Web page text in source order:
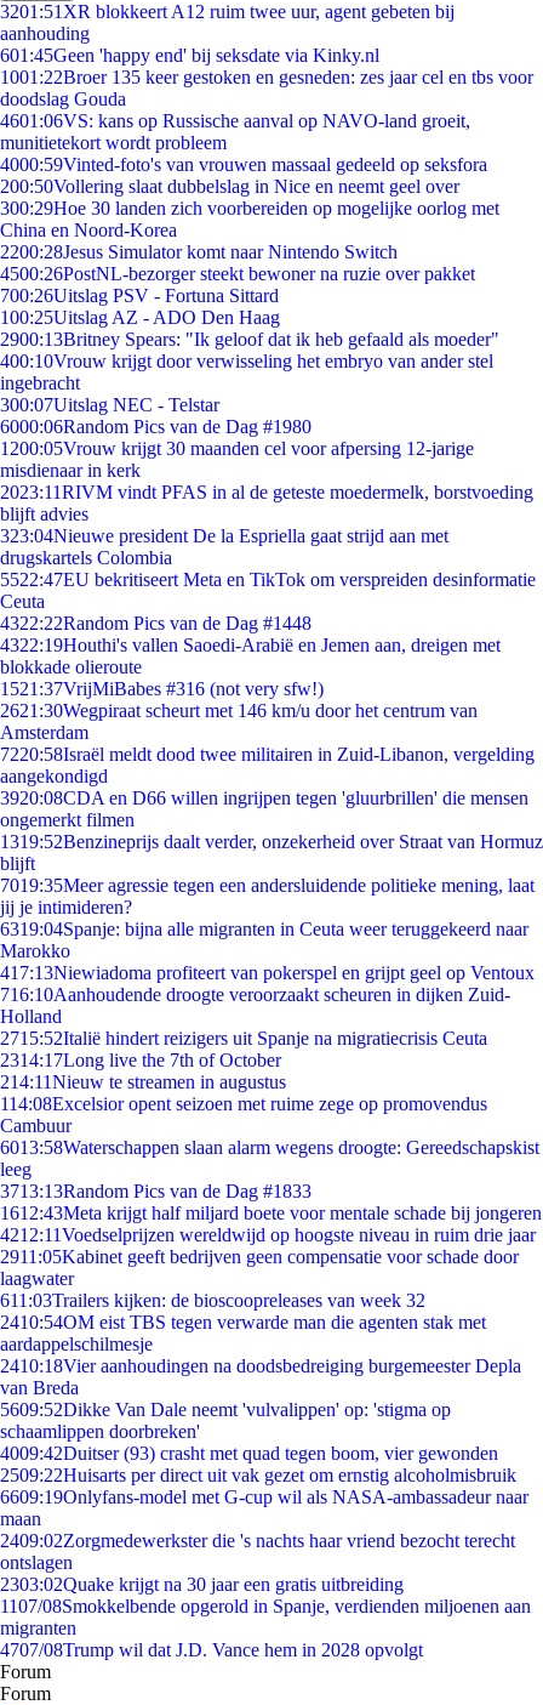
3201:51 XR blokkeert A12 ruim twee uur, agent gebeten bij
aanhouding
601:45Geen 'happy end' bij seksdate via Kinky.nl
1001:22Broer 135 keer gestoken en gesneden: zes jaar cel en tbs voor
doodslag Gouda
4601:06VS: kans op Russische aanval op NAVO-land groeit,
munitietekort wordt probleem
4000:59Vinted-foto's van vrouwen massaal gedeeld op seksfora
200:50Vollering slaat dubbelslag in Nice en neemt geel over
300:29Hoe 30 landen zich voorbereiden op mogelijke oorlog met
China en Noord-Korea
2200:28Jesus Simulator komt naar Nintendo Switch
4500:26PostNL-bezorger steekt bewoner na ruzie over pakket
700:26Uitslag PSV - Fortuna Sittard
100:25Uitslag AZ - ADO Den Haag
2900:13Britney Spears: "Ik geloof dat ik heb gefaald als moeder"
400:10Vrouw krijgt door verwisseling het embryo van ander stel
ingebracht
300:07Uitslag NEC - Telstar
6000:06Random Pics van de Dag #1980
1200:05Vrouw krijgt 30 maanden cel voor afpersing 12-jarige
misdienaar in kerk
2023:11RIVM vindt PFAS in al de geteste moedermelk, borstvoeding
blijft advies
323:04Nieuwe president De la Espriella gaat strijd aan met
drugskartels Colombia
5522:47EU bekritiseert Meta en TikTok om verspreiden desinformatie
Ceuta
4322:22Random Pics van de Dag #1448
4322:19Houthi's vallen Saoedi-Arabië en Jemen aan, dreigen met
blokkade olieroute
1521:37VrijMiBabes #316 (not very sfw!)
2621:30Wegpiraat scheurt met 146 km/u door het centrum van
Amsterdam
7220:58Israël meldt dood twee militairen in Zuid-Libanon, vergelding
aangekondigd
3920:08CDA en D66 willen ingrijpen tegen 'gluurbrillen' die mensen
ongemerkt filmen
1319:52Benzineprijs daalt verder, onzekerheid over Straat van Hormuz
blijft
7019:35Meer agressie tegen een andersluidende politieke mening, laat
jij je intimideren?
6319:04Spanje: bijna alle migranten in Ceuta weer teruggekeerd naar
Marokko
417:13Niewiadoma profiteert van pokerspel en grijpt geel op Ventoux
716:10Aanhoudende droogte veroorzaakt scheuren in dijken Zuid-
Holland
2715:52Italië hindert reizigers uit Spanje na migratiecrisis Ceuta
2314:17Long live the 7th of October
214:11Nieuw te streamen in augustus
114:08Excelsior opent seizoen met ruime zege op promovendus
Cambuur
6013:58Waterschappen slaan alarm wegens droogte: Gereedschapskist
leeg
3713:13Random Pics van de Dag #1833
1612:43Meta krijgt half miljard boete voor mentale schade bij jongeren
4212:11Voedselprijzen wereldwijd op hoogste niveau in ruim drie jaar
2911:05Kabinet geeft bedrijven geen compensatie voor schade door
laagwater
611:03Trailers kijken: de bioscoopreleases van week 32
2410:54OM eist TBS tegen verwarde man die agenten stak met
aardappelschilmesje
2410:18Vier aanhoudingen na doodsbedreiging burgemeester Depla
van Breda
5609:52Dikke Van Dale neemt 'vulvalippen' op: 'stigma op
schaamlippen doorbreken'
4009:42Duitser (93) crasht met quad tegen boom, vier gewonden
2509:22Huisarts per direct uit vak gezet om ernstig alcoholmisbruik
6609:19Onlyfans-model met G-cup wil als NASA-ambassadeur naar
maan
2409:02Zorgmedewerkster die 's nachts haar vriend bezocht terecht
ontslagen
2303:02Quake krijgt na 30 jaar een gratis uitbreiding
1107/08Smokkelbende opgerold in Spanje, verdienden miljoenen aan
migranten
4707/08Trump wil dat J.D. Vance hem in 2028 opvolgt
Forum
Forum